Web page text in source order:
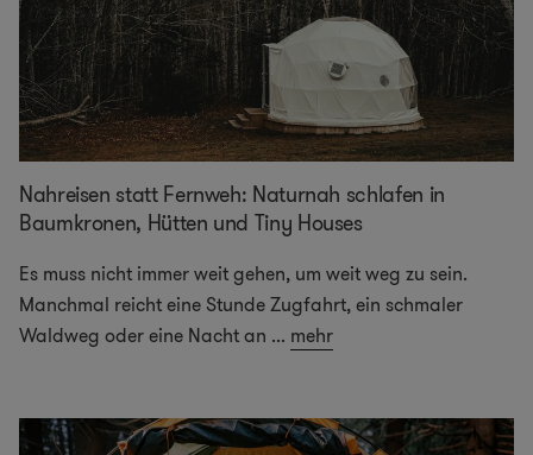
Nahreisen statt Fernweh: Naturnah schlafen in
Baumkronen, Hütten und Tiny Houses
Es muss nicht immer weit gehen, um weit weg zu sein.
Manchmal reicht eine Stunde Zugfahrt, ein schmaler
Waldweg oder eine Nacht an ... mehr